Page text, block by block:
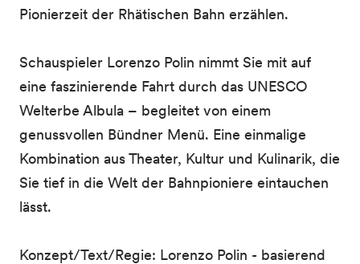
Pionierzeit der Rhätischen Bahn erzählen.
Schauspieler Lorenzo Polin nimmt Sie mit auf
eine faszinierende Fahrt durch das UNESCO
Welterbe Albula – begleitet von einem
genussvollen Bündner Menü. Eine einmalige
Kombination aus Theater, Kultur und Kulinarik, die
Sie tief in die Welt der Bahnpioniere eintauchen
lässt.
Konzept/Text/Regie: Lorenzo Polin - basierend